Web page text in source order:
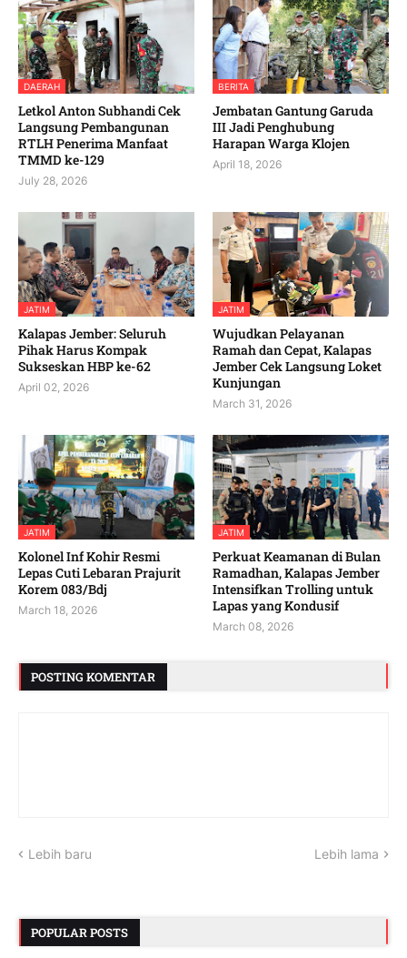
DAERAH
Letkol Anton Subhandi Cek
Langsung Pembangunan
RTLH Penerima Manfaat
TMMD ke-129
July 28, 2026
BERITA
Jembatan Gantung Garuda
III Jadi Penghubung
Harapan Warga Klojen
April 18, 2026
JATIM
Kalapas Jember: Seluruh
Pihak Harus Kompak
Sukseskan HBP ke-62
April 02, 2026
JATIM
Wujudkan Pelayanan
Ramah dan Cepat, Kalapas
Jember Cek Langsung Loket
Kunjungan
March 31, 2026
JATIM
Kolonel Inf Kohir Resmi
Lepas Cuti Lebaran Prajurit
Korem 083/Bdj
March 18, 2026
JATIM
Perkuat Keamanan di Bulan
Ramadhan, Kalapas Jember
Intensifkan Trolling untuk
Lapas yang Kondusif
March 08, 2026
POSTING KOMENTAR
Lebih baru Lebih lama
POPULAR POSTS